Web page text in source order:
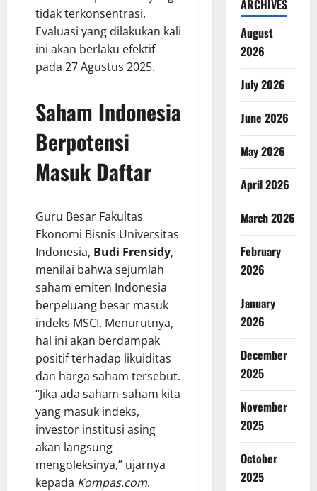
tidak terkonsentrasi.
Evaluasi yang dilakukan kali
ini akan berlaku efektif
pada 27 Agustus 2025.
Saham Indonesia
Berpotensi
Masuk Daftar
Guru Besar Fakultas
Ekonomi Bisnis Universitas
Indonesia, Budi Frensidy,
menilai bahwa sejumlah
saham emiten Indonesia
berpeluang besar masuk
indeks MSCI. Menurutnya,
hal ini akan berdampak
positif terhadap likuiditas
dan harga saham tersebut.
“Jika ada saham-saham kita
yang masuk indeks,
investor institusi asing
akan langsung
mengoleksinya,” ujarnya
kepada Kompas.com.
ARCHIVES
August
2026
July 2026
June 2026
May 2026
April 2026
March 2026
February
2026
January
2026
December
2025
November
2025
October
2025